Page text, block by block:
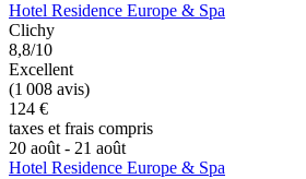
Hotel Residence Europe & Spa
Clichy
8,8/10
Excellent
(1 008 avis)
124 €
taxes et frais compris
20 août - 21 août
Hotel Residence Europe & Spa